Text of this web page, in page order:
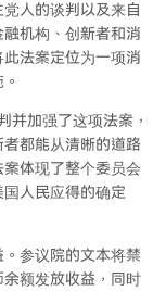
人的谈判以及来自
机构、创新者和消
法案定位为一项消
并加强了这项法案，
都能从清晰的道路
体现了整个委员会
人民应得的确定
参议院的文本将禁
额发放收益，同时